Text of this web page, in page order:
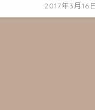
2017年3月16